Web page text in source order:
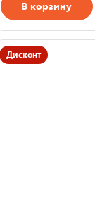
В корзину
Дисконт